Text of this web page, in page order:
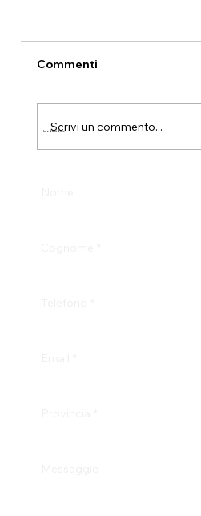
Commenti
Scrivi un commento...
Info & Test Drive